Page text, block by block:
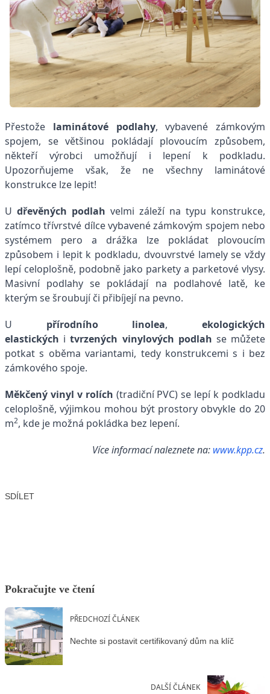
Přestože laminátové podlahy, vybavené zámkovým
spojem, se většinou pokládají plovoucím způsobem,
někteří výrobci umožňují i lepení k podkladu.
Upozorňujeme však, že ne všechny laminátové
konstrukce lze lepit!
U dřevěných podlah velmi záleží na typu konstrukce,
zatímco třívrstvé dílce vybavené zámkovým spojem nebo
systémem pero a drážka lze pokládat plovoucím
způsobem i lepit k podkladu, dvouvrstvé lamely se vždy
lepí celoplošně, podobně jako parkety a parketové vlysy.
Masivní podlahy se pokládají na podlahové latě, ke
kterým se šroubují či přibíjejí na pevno.
U přírodního linolea,ekologických
elastických itvrzených vinylových podlah se můžete
potkat s oběma variantami, tedy konstrukcemi s i bez
zámkového spoje.
Měkčený vinyl v rolích (tradiční PVC) se lepí k podkladu
celoplošně, výjimkou mohou být prostory obvykle do 20
m2, kde je možná pokládka bez lepení.
Více informací naleznete na: www.kpp.cz.
SDÍLET
Pokračujte ve čtení
PŘEDCHOZÍ ČLÁNEK
Nechte si postavit certifikovaný dům na klíč
DALŠÍ ČLÁNEK